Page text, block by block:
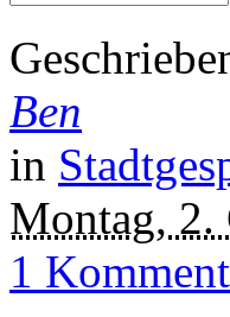
Ben
in
Montag, 2.
1